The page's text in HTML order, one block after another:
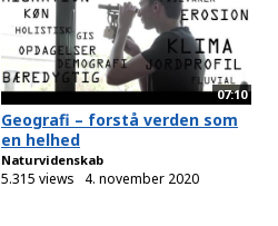
07:10
Geografi – forstå verden som
en helhed
Naturvidenskab
5.315 views 4. november 2020